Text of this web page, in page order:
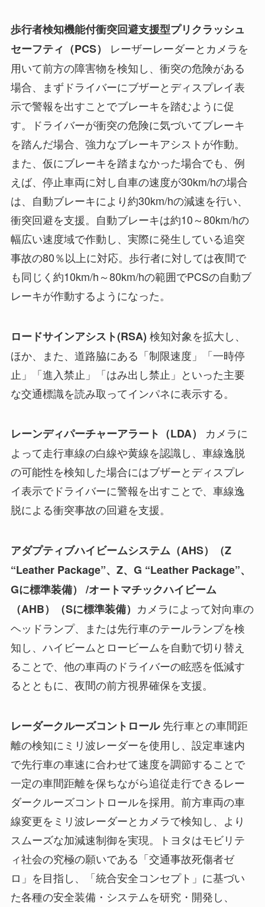
歩行者検知機能付衝突回避支援型プリクラッシュ
セーフティ（PCS） レーザーレーダーとカメラを
用いて前方の障害物を検知し、衝突の危険がある
場合、まずドライバーにブザーとディスプレイ表
示で警報を出すことでブレーキを踏むように促
す。ドライバーが衝突の危険に気づいてブレーキ
を踏んだ場合、強力なブレーキアシストが作動。
また、仮にブレーキを踏まなかった場合でも、例
えば、停止車両に対し自車の速度が30km/hの場合
は、自動ブレーキにより約30km/hの減速を行い、
衝突回避を支援。自動ブレーキは約10～80km/hの
幅広い速度域で作動し、実際に発生している追突
事故の80％以上に対応。歩行者に対しては夜間で
も同じく約10km/h～80km/hの範囲でPCSの自動ブ
レーキが作動するようになった。
ロードサインアシスト(RSA) 検知対象を拡大し、
ほか、また、道路脇にある「制限速度」「一時停
止」「進入禁止」「はみ出し禁止」といった主要
な交通標識を読み取ってインパネに表示する。
レーンディパーチャーアラート（LDA） カメラに
よって走行車線の白線や黄線を認識し、車線逸脱
の可能性を検知した場合にはブザーとディスプレ
イ表示でドライバーに警報を出すことで、車線逸
脱による衝突事故の回避を支援。
アダプティブハイビームシステム（AHS）（Z
“Leather Package”、Z、G “Leather Package”、
Gに標準装備） /オートマチックハイビーム
（AHB）（Sに標準装備） カメラによって対向車の
ヘッドランプ、または先行車のテールランプを検
知し、ハイビームとロービームを自動で切り替え
ることで、他の車両のドライバーの眩惑を低減す
るとともに、夜間の前方視界確保を支援。
レーダークルーズコントロール先行車との車間距
離の検知にミリ波レーダーを使用し、設定車速内
で先行車の車速に合わせて速度を調節することで
一定の車間距離を保ちながら追従走行できるレー
ダークルーズコントロールを採用。前方車両の車
線変更をミリ波レーダーとカメラで検知し、より
スムーズな加減速制御を実現。トヨタはモビリテ
ィ社会の究極の願いである「交通事故死傷者ゼ
ロ」を目指し、「統合安全コンセプト」に基づい
た各種の安全装備・システムを研究・開発し、